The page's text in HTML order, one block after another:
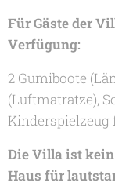
Für Gäste der
Verfügung:
2 Gumiboote
(Luftmatratze),
Kinderspielzeug
Die Villa ist kein
Haus für